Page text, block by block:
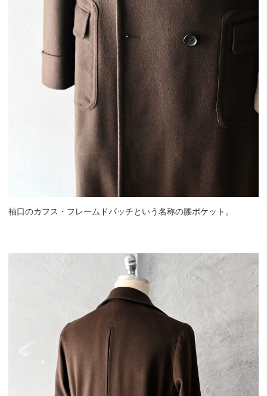
袖口のカフス・フレームドパッチという名称の腰ポケット。